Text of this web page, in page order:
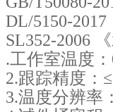
DL/5150-2017
SL352-2006
.工作室温度：
2.跟踪精度：
3.温度分辨率